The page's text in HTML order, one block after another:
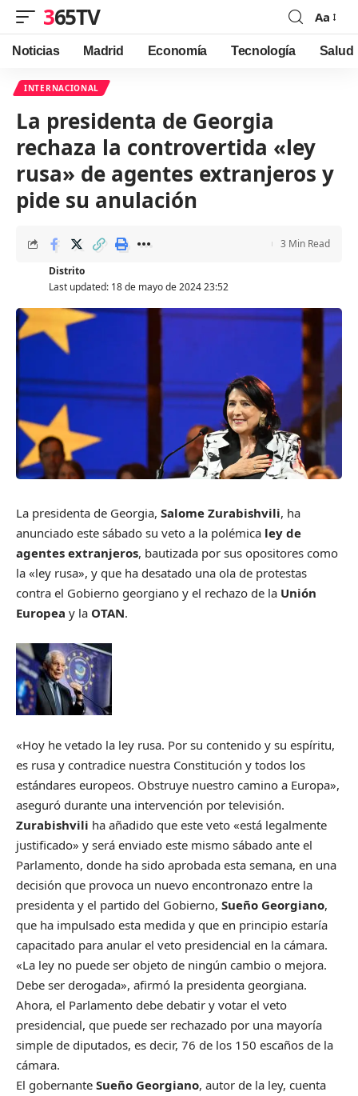
365TV
Font
Resizer
Aa
Noticias Madrid Economía Tecnología Salud
INTERNACIONAL
La presidenta de Georgia
rechaza la controvertida «ley
rusa» de agentes extranjeros y
pide su anulación
Last updated: 18 de mayo de 2024 23:52
Distrito
3 Min Read
La presidenta de Georgia, Salome Zurabishvili, ha
anunciado este sábado su veto a la polémica ley de
agentes extranjeros, bautizada por sus opositores como
la «ley rusa», y que ha desatado una ola de protestas
contra el Gobierno georgiano y el rechazo de la Unión
Europea y la OTAN.
«Hoy he vetado la ley rusa. Por su contenido y su espíritu,
es rusa y contradice nuestra Constitución y todos los
estándares europeos. Obstruye nuestro camino a Europa»,
aseguró durante una intervención por televisión.
Zurabishvili ha añadido que este veto «está legalmente
justificado» y será enviado este mismo sábado ante el
Parlamento, donde ha sido aprobada esta semana, en una
decisión que provoca un nuevo encontronazo entre la
presidenta y el partido del Gobierno, Sueño Georgiano,
que ha impulsado esta medida y que en principio estaría
capacitado para anular el veto presidencial en la cámara.
«La ley no puede ser objeto de ningún cambio o mejora.
Debe ser derogada», afirmó la presidenta georgiana.
Ahora, el Parlamento debe debatir y votar el veto
presidencial, que puede ser rechazado por una mayoría
simple de diputados, es decir, 76 de los 150 escaños de la
cámara.
El gobernante Sueño Georgiano, autor de la ley, cuenta